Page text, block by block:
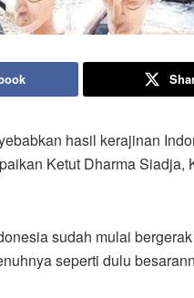
hasil kerajinan
Ketut Dharma Siadja,
sudah mulai
seperti dulu